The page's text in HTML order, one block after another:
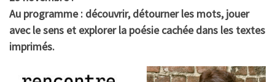
Au programme : découvrir, détourner les mots, jouer
avec le sens et explorer la poésie cachée dans les textes
imprimés.